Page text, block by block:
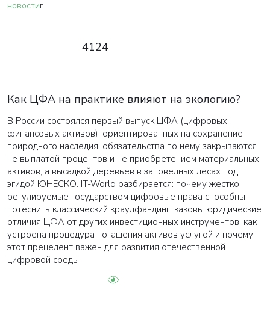
новостиг.
4124
Как ЦФА на практике влияют на экологию?
В России состоялся первый выпуск ЦФА (цифровых
финансовых активов), ориентированных на сохранение
природного наследия: обязательства по нему закрываются
не выплатой процентов и не приобретением материальных
активов, а высадкой деревьев в заповедных лесах под
эгидой ЮНЕСКО. IT-World разбирается: почему жестко
регулируемые государством цифровые права способны
потеснить классический краудфандинг, каковы юридические
отличия ЦФА от других инвестиционных инструментов, как
устроена процедура погашения активов услугой и почему
этот прецедент важен для развития отечественной
цифровой среды.